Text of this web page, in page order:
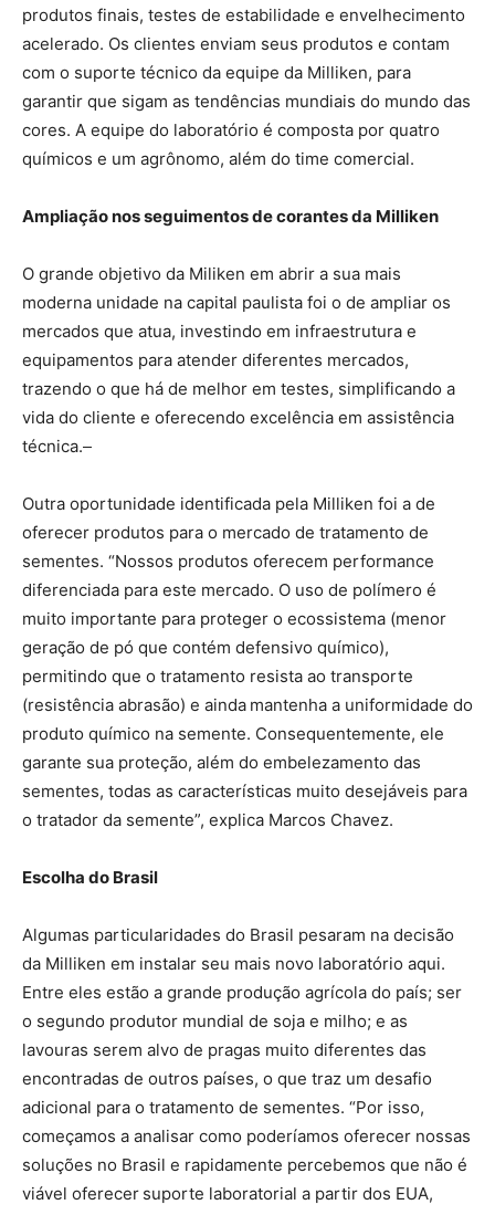
produtos finais, testes de estabilidade e envelhecimento
acelerado. Os clientes enviam seus produtos e contam
com o suporte técnico da equipe da Milliken, para
garantir que sigam as tendências mundiais do mundo das
cores. A equipe do laboratório é composta por quatro
químicos e um agrônomo, além do time comercial.
Ampliação nos seguimentos de corantes da Milliken
O grande objetivo da Miliken em abrir a sua mais
moderna unidade na capital paulista foi o de ampliar os
mercados que atua, investindo em infraestrutura e
equipamentos para atender diferentes mercados,
trazendo o que há de melhor em testes, simplificando a
vida do cliente e oferecendo excelência em assistência
técnica.
Outra oportunidade identificada pela Milliken foi a de
oferecer produtos para o mercado de tratamento de
sementes. “Nossos produtos oferecem performance
diferenciada para este mercado. O uso de polímero é
muito importante para proteger o ecossistema (menor
geração de pó que contém defensivo químico),
permitindo que o tratamento resista ao transporte
(resistência abrasão) e ainda mantenha a uniformidade do
produto químico na semente. Consequentemente, ele
garante sua proteção, além do embelezamento das
sementes, todas as características muito desejáveis para
o tratador da semente”, explica Marcos Chavez.
Escolha do Brasil
Algumas particularidades do Brasil pesaram na decisão
da Milliken em instalar seu mais novo laboratório aqui.
Entre eles estão a grande produção agrícola do país; ser
o segundo produtor mundial de soja e milho; e as
lavouras serem alvo de pragas muito diferentes das
encontradas de outros países, o que traz um desafio
adicional para o tratamento de sementes. “Por isso,
começamos a analisar como poderíamos oferecer nossas
soluções no Brasil e rapidamente percebemos que não é
viável oferecer suporte laboratorial a partir dos EUA,